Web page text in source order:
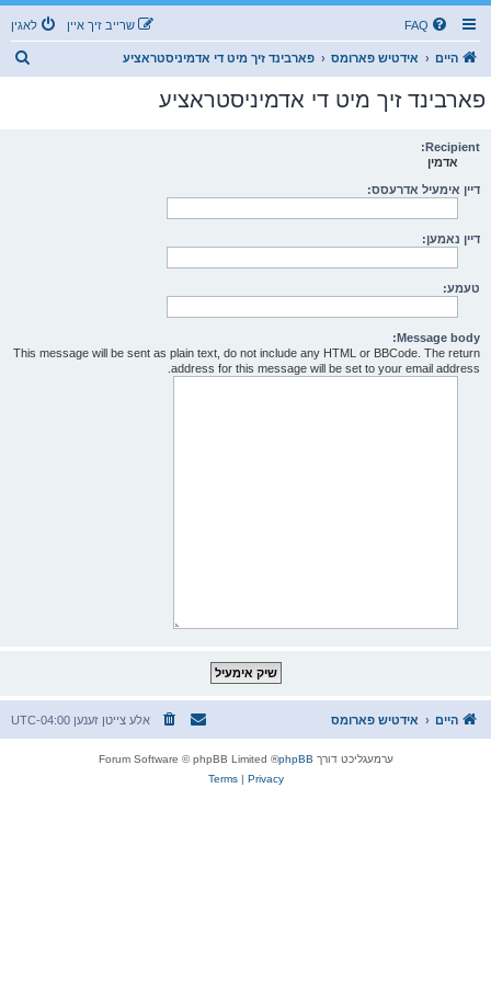
FAQ לאגין שרייב זיך איין
היים אידטיש פארומס פארבינד זיך מיט די אדמיניסטראציע
פארבינד זיך מיט די אדמיניסטראציע
Recipient:
אדמין
דיין אימעיל אדרעסס:
דיין נאמען:
טעמע:
Message body:
This message will be sent as plain text, do not include any HTML or BBCode. The return
address for this message will be set to your email address.
היים אידטיש פארומס אלע צייטן זענען UTC-04:00
ערמעגליכט דורך phpBB
® Forum Software © phpBB Limited
Privacy
|
Terms